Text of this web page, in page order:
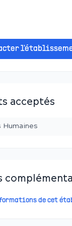
acceptés
Humaines
de cet